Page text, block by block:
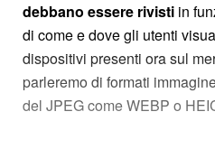
debbano essere rivisti in
di come e dove gli utenti
dispositivi presenti ora sul
parleremo di formati
del JPEG come WEBP o